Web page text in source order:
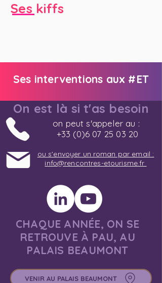
Ses kiffs
Ses interventions aux #ET
On est là si t'as besoin
on peut s'appeler au :
+33 (0)6 07 25 03 20
ou s'envoyer un roman par email :
info@rencontres-etourisme.fr
CHAQUE ANNÉE, ON SE
RETROUVE À PAU, AU
PALAIS BEAUMONT
VENIR AU PALAIS BEAUMONT